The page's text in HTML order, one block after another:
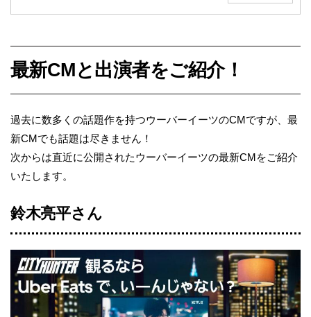
最新CMと出演者をご紹介！
過去に数多くの話題作を持つウーバーイーツのCMですが、最
新CMでも話題は尽きません！
次からは直近に公開されたウーバーイーツの最新CMをご紹介
いたします。
鈴木亮平さん